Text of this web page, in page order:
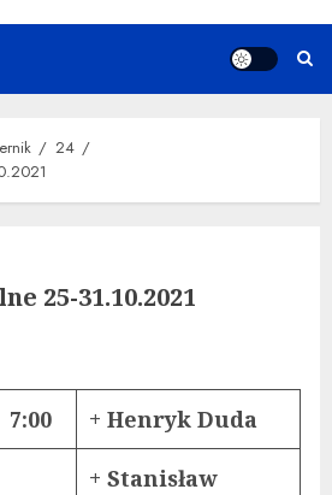
24
25-31.10.2021
7:00 + Henryk Duda
+ Stanisław